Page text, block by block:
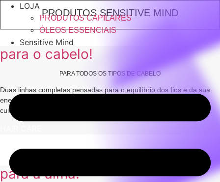
LOJA
PRODUTOS CAPILARES
ÓLEOS ESSENCIAIS
Sensitive Mind
PRODUTOS SENSITIVE MIND
para o cabelo!
PARA TODOS OS TIPOS DE CABELO
Duas linhas completas pensadas para o equilíbrio dos fios e da sua
energia. Cada kit traz a união de ativos naturais, uma rotina de
cuidado que vai além da beleza.
para a alma!